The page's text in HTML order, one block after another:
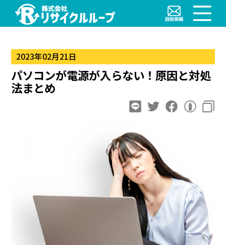
2023年02月21日
パソコンが電源が入らない！原因と対処
法まとめ